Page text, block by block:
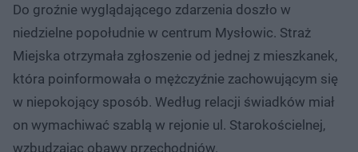
Do groźnie wyglądającego zdarzenia doszło w
niedzielne popołudnie w centrum Mysłowic. Straż
Miejska otrzymała zgłoszenie od jednej z mieszkanek,
która poinformowała o mężczyźnie zachowującym się
w niepokojący sposób. Według relacji świadków miał
on wymachiwać szablą w rejonie ul. Starokościelnej,
wzbudzając obawy przechodniów.